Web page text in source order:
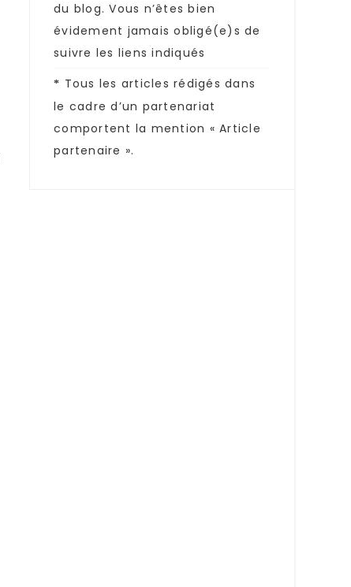
du blog. Vous n’êtes bien
évidement jamais obligé(e)s de
suivre les liens indiqués
* Tous les articles rédigés dans
le cadre d’un partenariat
comportent la mention « Article
partenaire ».